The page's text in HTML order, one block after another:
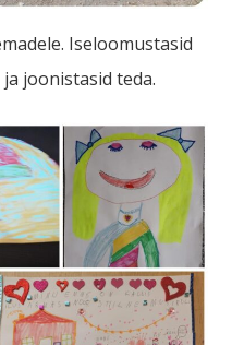
Iseloomustasid
joonistasid teda.